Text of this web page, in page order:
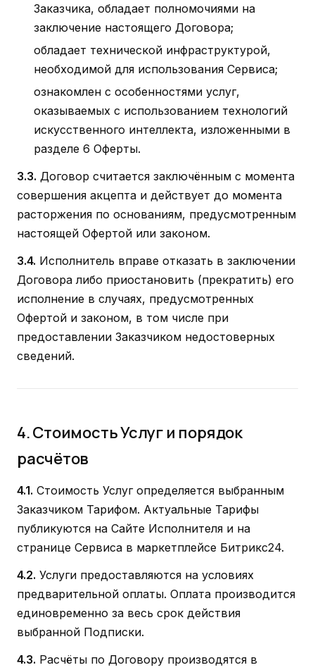
Заказчика, обладает полномочиями на
заключение настоящего Договора;
обладает технической инфраструктурой,
необходимой для использования Сервиса;
ознакомлен с особенностями услуг,
оказываемых с использованием технологий
искусственного интеллекта, изложенными в
разделе 6 Оферты.
3.3. Договор считается заключённым с момента
совершения акцепта и действует до момента
расторжения по основаниям, предусмотренным
настоящей Офертой или законом.
3.4. Исполнитель вправе отказать в заключении
Договора либо приостановить (прекратить) его
исполнение в случаях, предусмотренных
Офертой и законом, в том числе при
предоставлении Заказчиком недостоверных
сведений.
4. Стоимость Услуг и порядок
расчётов
4.1. Стоимость Услуг определяется выбранным
Заказчиком Тарифом. Актуальные Тарифы
публикуются на Сайте Исполнителя и на
странице Сервиса в маркетплейсе Битрикс24.
4.2. Услуги предоставляются на условиях
предварительной оплаты. Оплата производится
единовременно за весь срок действия
выбранной Подписки.
4.3. Расчёты по Договору производятся в